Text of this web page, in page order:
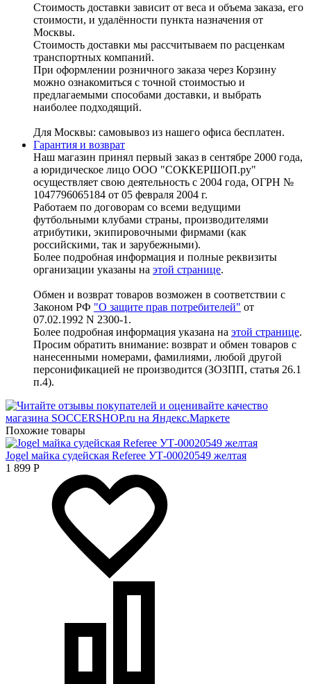
Стоимость доставки зависит от веса и объема заказа, его
стоимости, и удалённости пункта назначения от
Москвы.
Стоимость доставки мы рассчитываем по расценкам
транспортных компаний.
При оформлении розничного заказа через Корзину
можно ознакомиться с точной стоимостью и
предлагаемыми способами доставки, и выбрать
наиболее подходящий.
Для Москвы: самовывоз из нашего офиса бесплатен.
Гарантия и возврат
Наш магазин принял первый заказ в сентябре 2000 года,
а юридическое лицо ООО "СОККЕРШОП.ру"
осуществляет свою деятельность с 2004 года, ОГРН №
1047796065184 от 05 февраля 2004 г.
Работаем по договорам со всеми ведущими
футбольными клубами страны, производителями
атрибутики, экипировочными фирмами (как
российскими, так и зарубежными).
Более подробная информация и полные реквизиты
организации указаны на этой странице.
Обмен и возврат товаров возможен в соответствии с
Законом РФ "О защите прав потребителей" от
07.02.1992 N 2300-1.
Более подробная информация указана на этой странице.
Просим обратить внимание: возврат и обмен товаров с
нанесенными номерами, фамилиями, любой другой
персонификацией не производится (ЗОЗПП, статья 26.1
п.4).
Похожие товары
Jogel майка судейская Referee УТ-00020549 желтая
1 899 Р